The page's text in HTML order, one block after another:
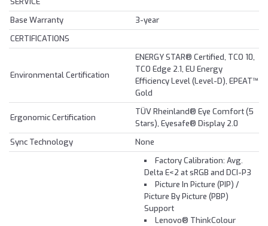
Base Warranty
3-year
CERTIFICATIONS
Environmental Certification
ENERGY STAR® Certified, TCO 10,
TCO Edge 2.1, EU Energy
Efficiency Level (Level-D), EPEAT™
Gold
Ergonomic Certification
TÜV Rheinland® Eye Comfort (5
Stars), Eyesafe® Display 2.0
Sync Technology
None
Factory Calibration: Avg.
Delta E<2 at sRGB and DCI-P3
Picture In Picture (PIP) /
Picture By Picture (PBP)
Support
Lenovo® ThinkColour